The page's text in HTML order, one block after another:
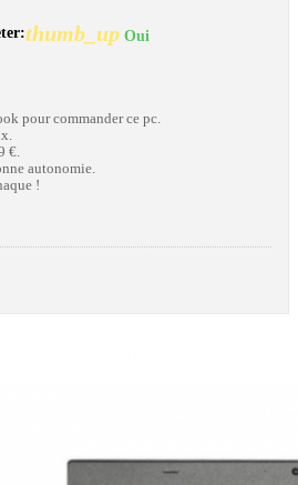
thumb_up Oui
pour commander ce pc.
€.
autonomie.
!